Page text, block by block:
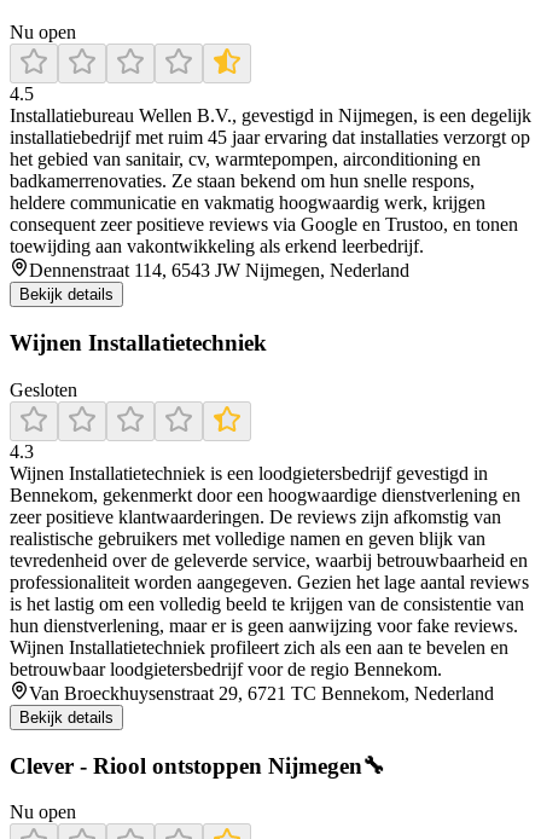
Nu open
4.5
Installatiebureau Wellen B.V., gevestigd in Nijmegen, is een degelijk
installatiebedrijf met ruim 45 jaar ervaring dat installaties verzorgt op
het gebied van sanitair, cv, warmtepompen, airconditioning en
badkamerrenovaties. Ze staan bekend om hun snelle respons,
heldere communicatie en vakmatig hoogwaardig werk, krijgen
consequent zeer positieve reviews via Google en Trustoo, en tonen
toewijding aan vakontwikkeling als erkend leerbedrijf.
Dennenstraat 114, 6543 JW Nijmegen, Nederland
Bekijk details
Wijnen Installatietechniek
Gesloten
4.3
Wijnen Installatietechniek is een loodgietersbedrijf gevestigd in
Bennekom, gekenmerkt door een hoogwaardige dienstverlening en
zeer positieve klantwaarderingen. De reviews zijn afkomstig van
realistische gebruikers met volledige namen en geven blijk van
tevredenheid over de geleverde service, waarbij betrouwbaarheid en
professionaliteit worden aangegeven. Gezien het lage aantal reviews
is het lastig om een volledig beeld te krijgen van de consistentie van
hun dienstverlening, maar er is geen aanwijzing voor fake reviews.
Wijnen Installatietechniek profileert zich als een aan te bevelen en
betrouwbaar loodgietersbedrijf voor de regio Bennekom.
Van Broeckhuysenstraat 29, 6721 TC Bennekom, Nederland
Bekijk details
Clever - Riool ontstoppen Nijmegen🔧
Nu open